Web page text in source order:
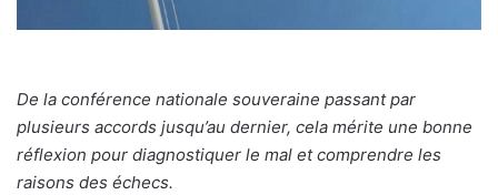
De la conférence nationale souveraine passant par
plusieurs accords jusqu’au dernier, cela mérite une bonne
réflexion pour diagnostiquer le mal et comprendre les
raisons des échecs.